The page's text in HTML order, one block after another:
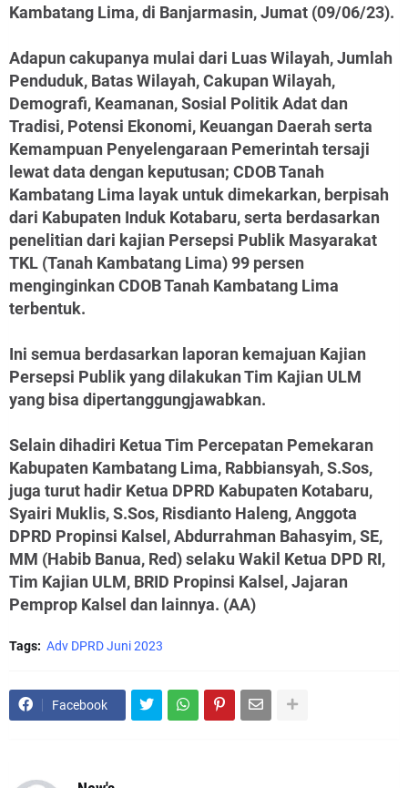
Kambatang Lima, di Banjarmasin, Jumat (09/06/23).
Adapun cakupanya mulai dari Luas Wilayah, Jumlah
Penduduk, Batas Wilayah, Cakupan Wilayah,
Demografi, Keamanan, Sosial Politik Adat dan
Tradisi, Potensi Ekonomi, Keuangan Daerah serta
Kemampuan Penyelengaraan Pemerintah tersaji
lewat data dengan keputusan; CDOB Tanah
Kambatang Lima layak untuk dimekarkan, berpisah
dari Kabupaten Induk Kotabaru, serta berdasarkan
penelitian dari kajian Persepsi Publik Masyarakat
TKL (Tanah Kambatang Lima) 99 persen
menginginkan CDOB Tanah Kambatang Lima
terbentuk.
Ini semua berdasarkan laporan kemajuan Kajian
Persepsi Publik yang dilakukan Tim Kajian ULM
yang bisa dipertanggungjawabkan.
Selain dihadiri Ketua Tim Percepatan Pemekaran
Kabupaten Kambatang Lima, Rabbiansyah, S.Sos,
juga turut hadir Ketua DPRD Kabupaten Kotabaru,
Syairi Muklis, S.Sos, Risdianto Haleng, Anggota
DPRD Propinsi Kalsel, Abdurrahman Bahasyim, SE,
MM (Habib Banua, Red) selaku Wakil Ketua DPD RI,
Tim Kajian ULM, BRID Propinsi Kalsel, Jajaran
Pemprop Kalsel dan lainnya. (AA)
Tags: Adv DPRD Juni 2023
Facebook